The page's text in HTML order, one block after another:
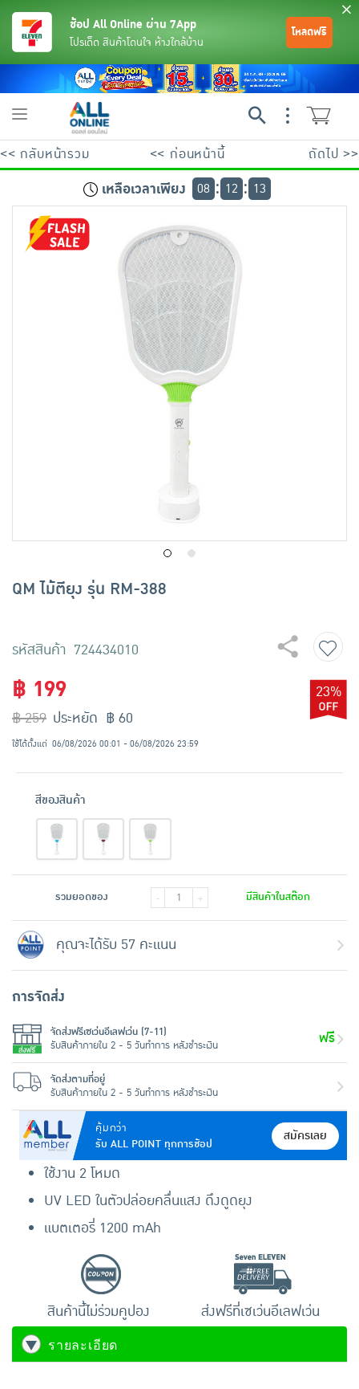
ช้อป All Online ผ่าน 7App
โปรเด็ด สินค้าโดนใจ ห้างใกล้บ้าน
โหลดฟรี
Toggle
<< กลับหน้ารวม << ก่อนหน้านี้ ถัดไป >>
เหลือเวลาเพียง 08 12 13
QM ไม้ตียุง รุ่น RM-388
รหัสสินค้า 724434010
คุ้มกว่า
รับ ALL POINT ทุกการช้อป
สมัครเลย
ใช้งาน 2 โหมด
UV LED ในตัวปล่อยคลื่นแสง ดึงดูดยุง
แบตเตอรี่ 1200 mAh
฿ 199
฿ 259
23%
ประหยัด ฿ 60
ใช้ได้ตั้งแต่ 06/08/2026 00:01 - 06/08/2026 23:59
สีของสินค้า
รวมยอดของ - + มีสินค้าในสต๊อก
คุณจะได้รับ 57 คะแนน
การจัดส่ง
จัดส่งฟรีเซเว่นอีเลฟเว่น (7-11)
รับสินค้าภายใน 2 - 5 วันทำการ หลังชำระเงิน
ฟรี
จัดส่งตามที่อยู่
รับสินค้าภายใน 2 - 5 วันทำการ หลังชำระเงิน
สินค้านี้ไม่ร่วมคูปอง ส่งฟรีที่เซเว่นอีเลฟเว่น
รายละเอียด